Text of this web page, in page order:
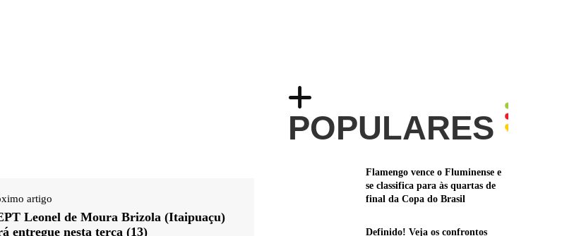
artigo
Leonel de Moura Brizola (Itaipuaçu)
entregue nesta terça (13)
POPULARES
Flamengo vence o Fluminense e
se classifica para às quartas de
final da Copa do Brasil
Definido! Veja os confrontos